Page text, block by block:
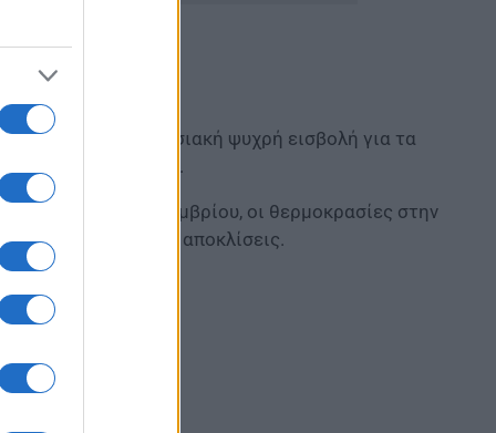
κάποια εντυπωσιακή ψυχρή εισβολή για τα
της γιορτής.
μέχρι τις 24 Δεκεμβρίου, οι θερμοκρασίες στην
χωρίς μεγάλες αποκλίσεις.